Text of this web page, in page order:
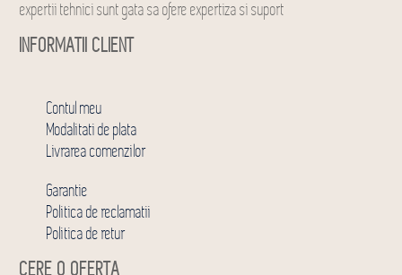
expertii tehnici sunt gata sa ofere expertiza si suport
INFORMATII CLIENT
Contul meu
Modalitati de plata
Livrarea comenzilor
Garantie
Politica de reclamatii
Politica de retur
CERE O OFERTA